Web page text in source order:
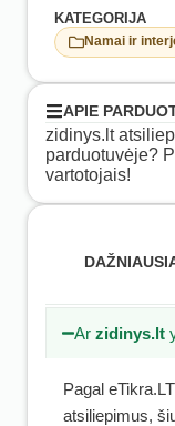
KATEGORIJA
Namai ir
APIE
zidinys.lt
parduotuvėje?
vartotojais!
Arzidinys.lt
Pagal
atsiliepimus,